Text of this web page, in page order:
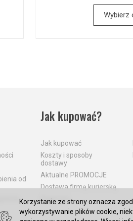
Wybierz
od
Jak kupować?
Jak kupować
Koszty i sposoby
dostawy
Aktualne PROMOCJE
Dostawa firmą kurierską
Płatności
Korzystanie ze strony oznacza
wykorzystywanie plików cookie,